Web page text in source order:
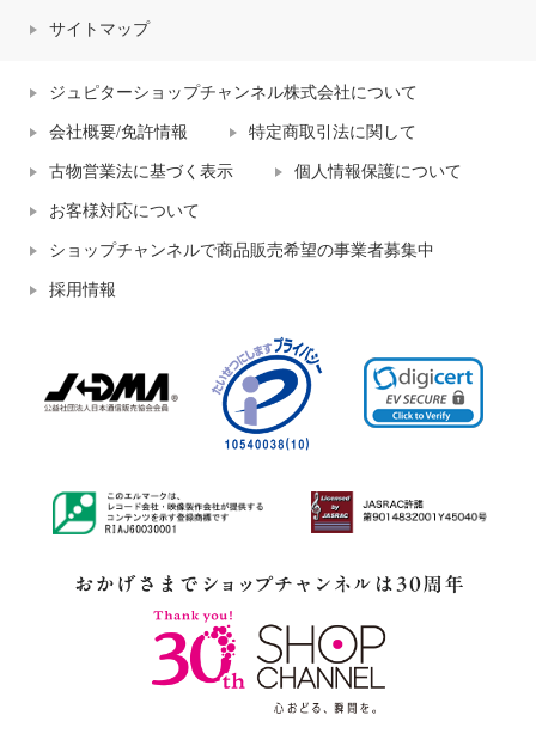
サイトマップ
ジュピターショップチャンネル株式会社について
会社概要/免許情報 特定商取引法に関して
古物営業法に基づく表示 個人情報保護について
お客様対応について
ショップチャンネルで商品販売希望の事業者募集中
採用情報